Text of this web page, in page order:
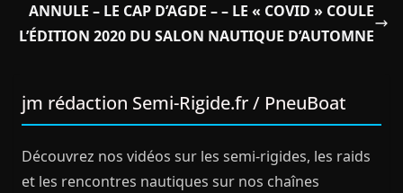
ANNULE – LE CAP D’AGDE – – LE « COVID » COULE
L’ÉDITION 2020 DU SALON NAUTIQUE D’AUTOMNE
jm rédaction Semi-Rigide.fr / PneuBoat
Découvrez nos vidéos sur les semi-rigides, les raids
et les rencontres nautiques sur nos chaînes